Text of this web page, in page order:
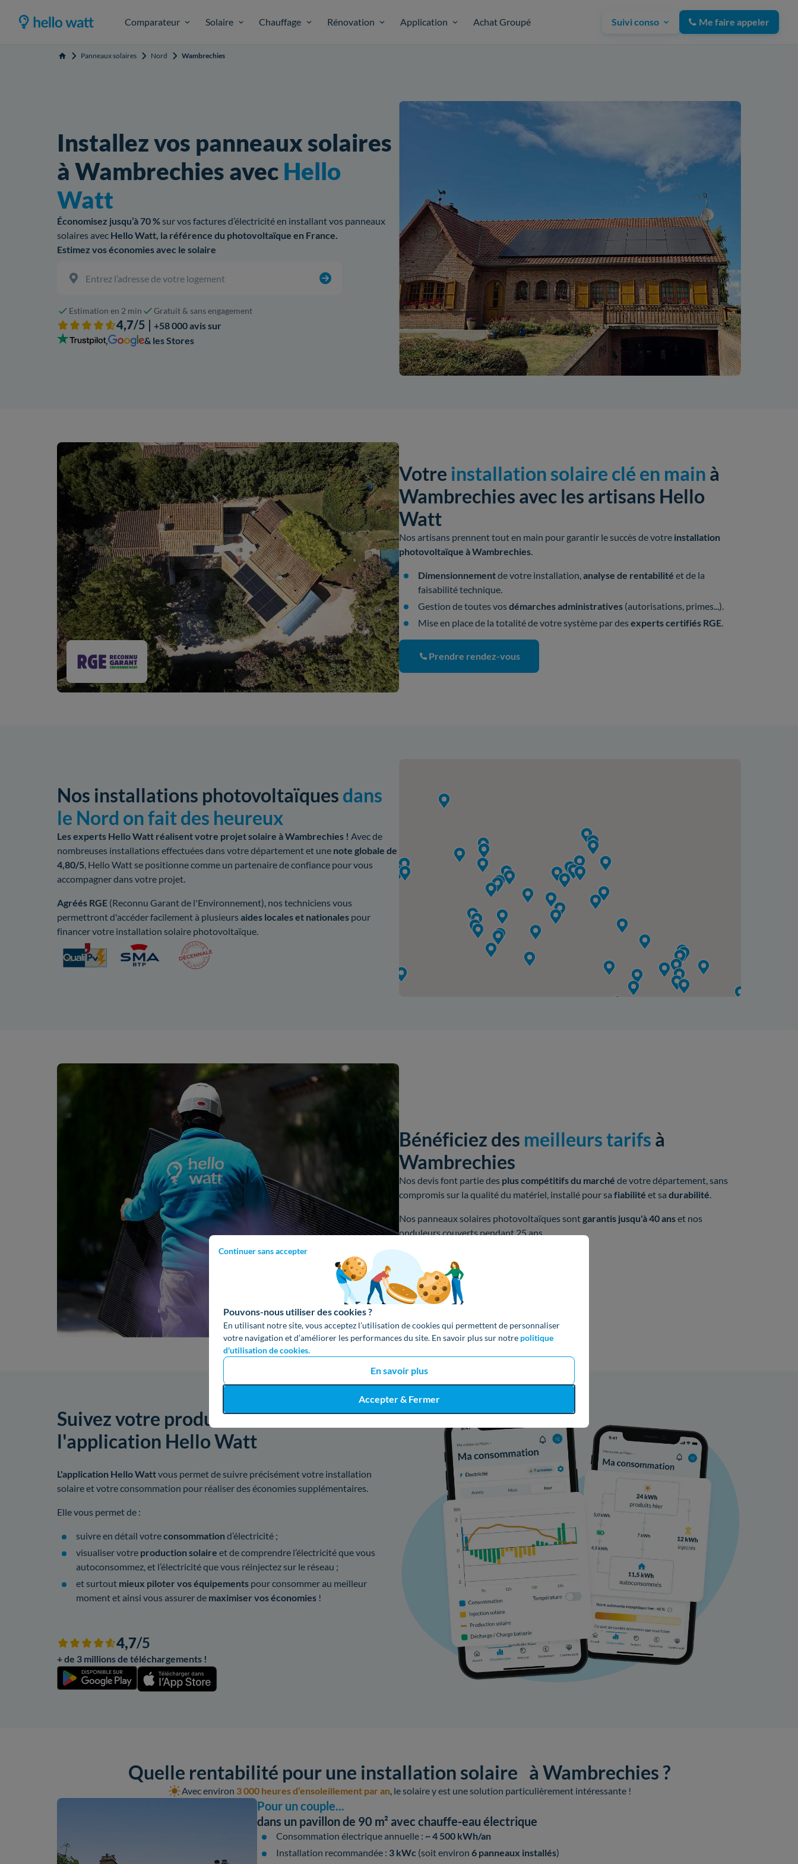
Comparateur Solaire Chauffage Rénovation Application Achat Groupé Suivi conso Me faire appeler
Accueil Panneaux solaires Nord Wambrechies
Continuer sans accepter
Pouvons-nous utiliser des cookies ?
En utilisant notre site, vous acceptez l’utilisation de cookies qui permettent de personnaliser
votre navigation et d’améliorer les performances du site. En savoir plus sur notre politique
d'utilisation de cookies.
En savoir plus
Accepter & Fermer
Installez vos panneaux solaires
à Wambrechies avec Hello
Watt
Économisez jusqu’à 70 %sur vos factures d’électricité en installant vos panneaux
solaires avec Hello Watt, la référence du photovoltaïque en France.
Estimez vos économies avec le solaire
Estimation en 2 min Gratuit & sans engagement
4,7/5 | +58 000 avis sur
,
& les Stores
Votre installation solaire clé en main à
Wambrechies avec les artisans Hello
Watt
Nos artisans prennent tout en main pour garantir le succès de votre installation
photovoltaïque à Wambrechies
Dimensionnementde votre installation, analyse de rentabilité et de la
faisabilité technique.
Gestion de toutes vosdémarches administratives (autorisations, primes...).
Mise en place de la totalité de votre système par desexperts certifiés RGE
Prendre rendez-vous
Nos installations photovoltaïques dans
le Nord on fait des heureux
Les experts Hello Watt réalisent votre projet solaire à Wambrechies ! Avec de
nombreuses installations effectuées dans votre département et une note globale de
4,80/5, Hello Watt se positionne comme un partenaire de confiance pour vous
accompagner dans votre projet.
Agréés RGE (Reconnu Garant de l'Environnement), nos techniciens vous
permettront d'accéder facilement à plusieurs aides locales et nationales pour
financer votre installation solaire photovoltaïque.
Bénéficiez des meilleurs tarifs à
Wambrechies
Nos devis font partie des plus compétitifs du marché de votre département, sans
compromis sur la qualité du matériel, installé pour sa fiabilité et sa durabilité
Nos panneaux solaires photovoltaïques sontgarantis jusqu'à 40 anset nos
onduleurs couverts pendant 25 ans.
Suivez votre production solaire avec
l'application Hello Watt
L'application Hello Wattvous permet de suivre précisément votre installation
solaire et votre consommation pour réaliser des économies supplémentaires.
Elle vous permet de :
suivre en détail votreconsommation d’électricité ;
visualiser votre production solaire et de comprendre l’électricité que vous
autoconsommez, et l’électricité que vous réinjectez sur le réseau ;
et surtout mieux piloter vos équipements pour consommer au meilleur
moment et ainsi vous assurer de maximiser vos économies !
4,7/5
+ de 3 millions de téléchargements !
Quelle rentabilité pour une installation solaire à Wambrechies ?
Avec environ 3 000 heures d’ensoleillement par an, le solaire y est une solution particulièrement intéressante !
Pour un couple...
dans un pavillon de 90 m² avec chauffe-eau électrique
Consommation électrique annuelle : ~ 4 500 kWh/an
Installation recommandée : 3 kWc (soit environ6 panneaux installés)